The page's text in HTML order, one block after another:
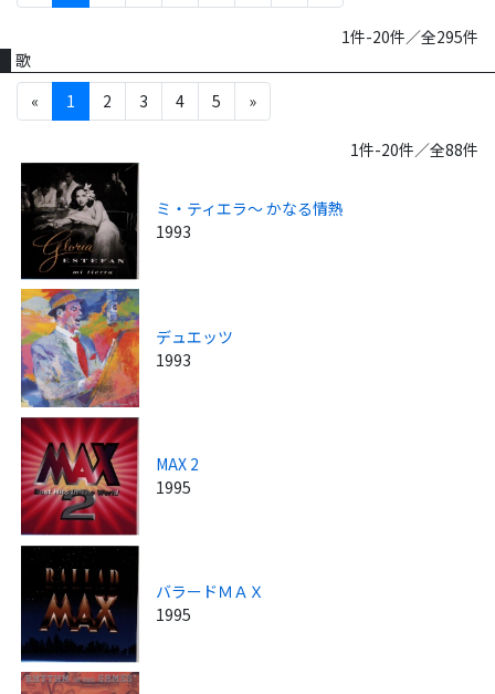
1件-20件／全295件
歌
«
1 2 3 4 5 »
1件-20件／全88件
ミ・ティエラ～ かなる情熱
1993
デュエッツ
1993
MAX 2
1995
バラードＭＡＸ
1995